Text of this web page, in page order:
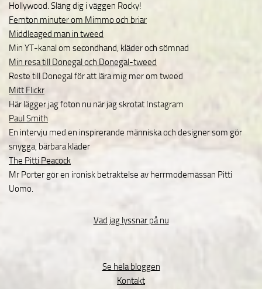
Hollywood. Släng dig i väggen Rocky!
Femton minuter om Mimmo och briar
Middleaged man in tweed
Min YT-kanal om secondhand, kläder och sömnad
Min resa till Donegal och Donegal-tweed
Reste till Donegal för att lära mig mer om tweed
Mitt Flickr
Här lägger jag foton nu när jag skrotat Instagram
Paul Smith
En intervju med en inspirerande människa och designer som gör
snygga, bärbara kläder
The Pitti Peacock
Mr Porter gör en ironisk betraktelse av herrmodemässan Pitti
Uomo.
Vad jag lyssnar på nu
Se hela bloggen
Kontakt